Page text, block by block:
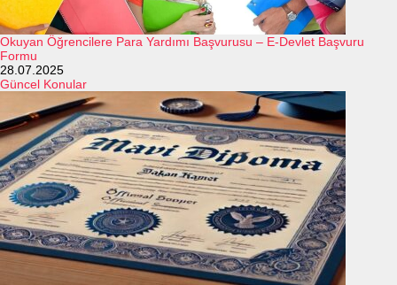
Okuyan Öğrencilere Para Yardımı Başvurusu – E-Devlet Başvuru
Formu
28.07.2025
Güncel Konular